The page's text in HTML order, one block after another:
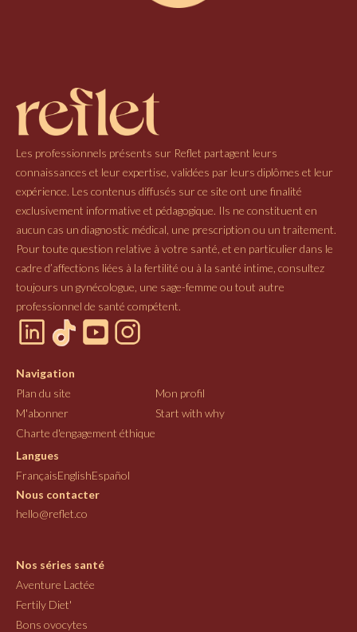
Les professionnels présents sur Reflet partagent leurs
connaissances et leur expertise, validées par leurs diplômes et leur
expérience. Les contenus diffusés sur ce site ont une finalité
exclusivement informative et pédagogique. Ils ne constituent en
aucun cas un diagnostic médical, une prescription ou un traitement.
Pour toute question relative à votre santé, et en particulier dans le
cadre d’affections liées à la fertilité ou à la santé intime, consultez
toujours un gynécologue, une sage-femme ou tout autre
professionnel de santé compétent.
Navigation
Plan du site
Mon profil
M'abonner
Start with why
Charte d'engagement éthique
Langues
FrançaisEnglishEspañol
Nous contacter
hello@reflet.co
Nos séries santé
Aventure Lactée
Fertily Diet'
Bons ovocytes